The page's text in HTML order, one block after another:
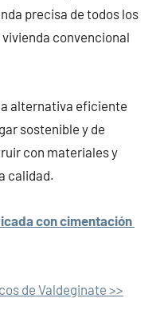
precisa de todos los
convencional
alternativa eficiente
sostenible y de
con materiales y
calidad.
con cimentación
de Valdeginate >>